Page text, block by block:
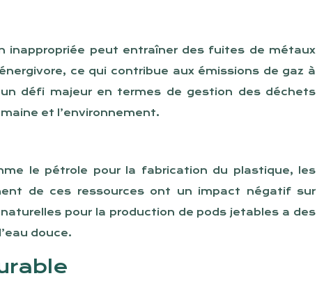
inappropriée peut entraîner des fuites de métaux
ce qui contribue aux émissions de gaz à
défi majeur en termes de gestion des déchets
et l’environnement.
le pétrole pour la fabrication du plastique, les
de ces ressources ont un impact négatif sur
pour la production de pods jetables a des
douce.